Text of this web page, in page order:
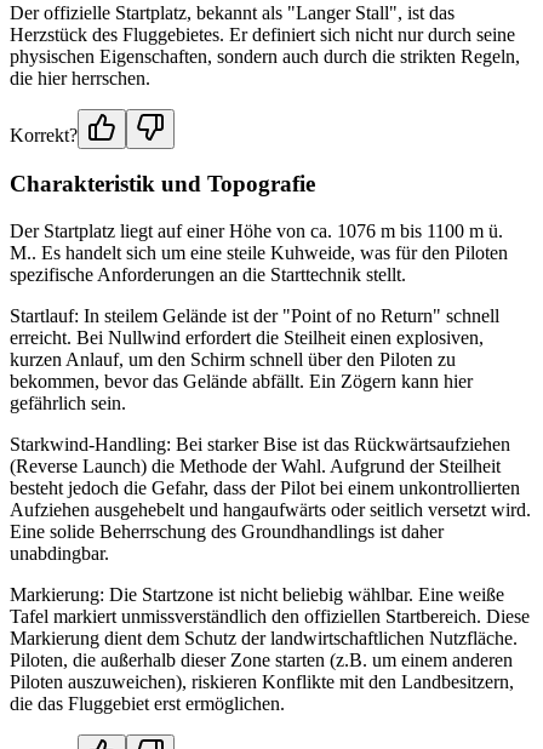
Der offizielle Startplatz, bekannt als "Langer Stall", ist das
Herzstück des Fluggebietes. Er definiert sich nicht nur durch seine
physischen Eigenschaften, sondern auch durch die strikten Regeln,
die hier herrschen.
Korrekt?
Charakteristik und Topografie
Der Startplatz liegt auf einer Höhe von ca. 1076 m bis 1100 m ü.
M.. Es handelt sich um eine steile Kuhweide, was für den Piloten
spezifische Anforderungen an die Starttechnik stellt.
Startlauf: In steilem Gelände ist der "Point of no Return" schnell
erreicht. Bei Nullwind erfordert die Steilheit einen explosiven,
kurzen Anlauf, um den Schirm schnell über den Piloten zu
bekommen, bevor das Gelände abfällt. Ein Zögern kann hier
gefährlich sein.
Starkwind-Handling: Bei starker Bise ist das Rückwärtsaufziehen
(Reverse Launch) die Methode der Wahl. Aufgrund der Steilheit
besteht jedoch die Gefahr, dass der Pilot bei einem unkontrollierten
Aufziehen ausgehebelt und hangaufwärts oder seitlich versetzt wird.
Eine solide Beherrschung des Groundhandlings ist daher
unabdingbar.
Markierung: Die Startzone ist nicht beliebig wählbar. Eine weiße
Tafel markiert unmissverständlich den offiziellen Startbereich. Diese
Markierung dient dem Schutz der landwirtschaftlichen Nutzfläche.
Piloten, die außerhalb dieser Zone starten (z.B. um einem anderen
Piloten auszuweichen), riskieren Konflikte mit den Landbesitzern,
die das Fluggebiet erst ermöglichen.